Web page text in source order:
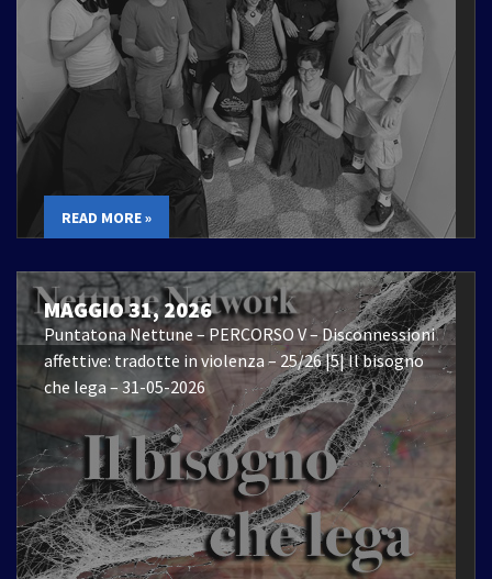
READ MORE »
MAGGIO 31, 2026
Puntatona Nettune – PERCORSO V – Disconnessioni
affettive: tradotte in violenza – 25/26 |5| Il bisogno
che lega – 31-05-2026